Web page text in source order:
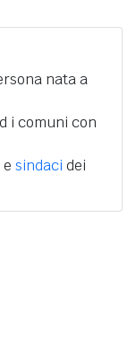
nata a
i comuni con
e sindaci dei